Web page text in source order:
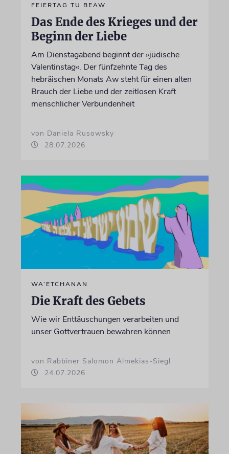
FEIERTAG TU BEAW
Das Ende des Krieges und der
Beginn der Liebe
Am Dienstagabend beginnt der »jüdische
Valentinstag«. Der fünfzehnte Tag des
hebräischen Monats Aw steht für einen alten
Brauch der Liebe und der zeitlosen Kraft
menschlicher Verbundenheit
von Daniela Rusowsky
28.07.2026
WA’ETCHANAN
Die Kraft des Gebets
Wie wir Enttäuschungen verarbeiten und
unser Gottvertrauen bewahren können
von Rabbiner Salomon Almekias-Siegl
24.07.2026